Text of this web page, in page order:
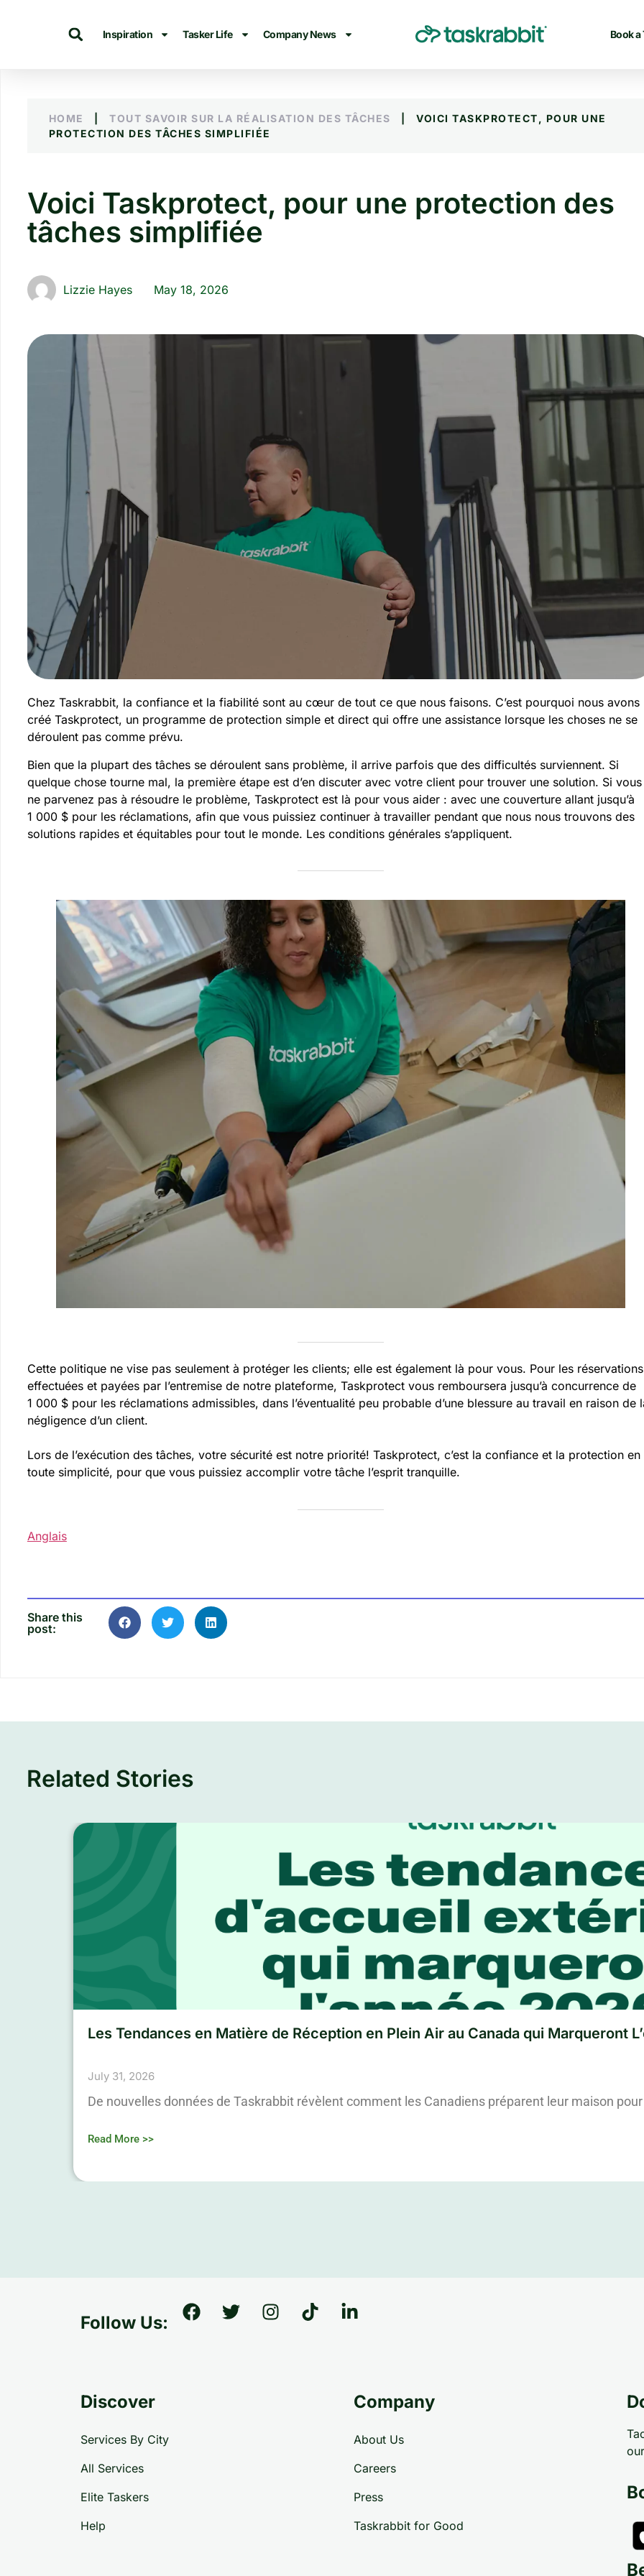
Inspiration Tasker Life Company News Book a
HOME TOUT SAVOIR SUR LA RÉALISATION DES TÂCHES
VOICI TASKPROTECT, POUR UNE
PROTECTION DES TÂCHES SIMPLIFIÉE
Voici Taskprotect, pour une protection des
tâches simplifiée
Lizzie Hayes May 18, 2026
Chez Taskrabbit, la confiance et la fiabilité sont au cœur de tout ce que nous faisons. C’est pourquoi nous avons
créé Taskprotect, un programme de protection simple et direct qui offre une assistance lorsque les choses ne se
déroulent pas comme prévu.
Bien que la plupart des tâches se déroulent sans problème, il arrive parfois que des difficultés surviennent. Si
quelque chose tourne mal, la première étape est d’en discuter avec votre client pour trouver une solution. Si vous
ne parvenez pas à résoudre le problème, Taskprotect est là pour vous aider : avec une couverture allant jusqu’à
1 000 $ pour les réclamations, afin que vous puissiez continuer à travailler pendant que nous nous trouvons des
solutions rapides et équitables pour tout le monde. Les conditions générales s’appliquent.
Cette politique ne vise pas seulement à protéger les clients; elle est également là pour vous. Pour les réservations
effectuées et payées par l’entremise de notre plateforme, Taskprotect vous remboursera jusqu’à concurrence de
1 000 $ pour les réclamations admissibles, dans l’éventualité peu probable d’une blessure au travail en raison de
négligence d’un client.
Lors de l’exécution des tâches, votre sécurité est notre priorité! Taskprotect, c’est la confiance et la protection en
toute simplicité, pour que vous puissiez accomplir votre tâche l’esprit tranquille.
Anglais
Share this
post:
Related Stories
Les Tendances en Matière de Réception en Plein Air au Canada qui Marqueront
July 31, 2026
De nouvelles données de Taskrabbit révèlent comment les Canadiens préparent leur maison
Read More >>
Follow Us:
Discover
Services By City
All Services
Elite Taskers
Help
Company
About Us
Careers
Press
Taskrabbit for Good